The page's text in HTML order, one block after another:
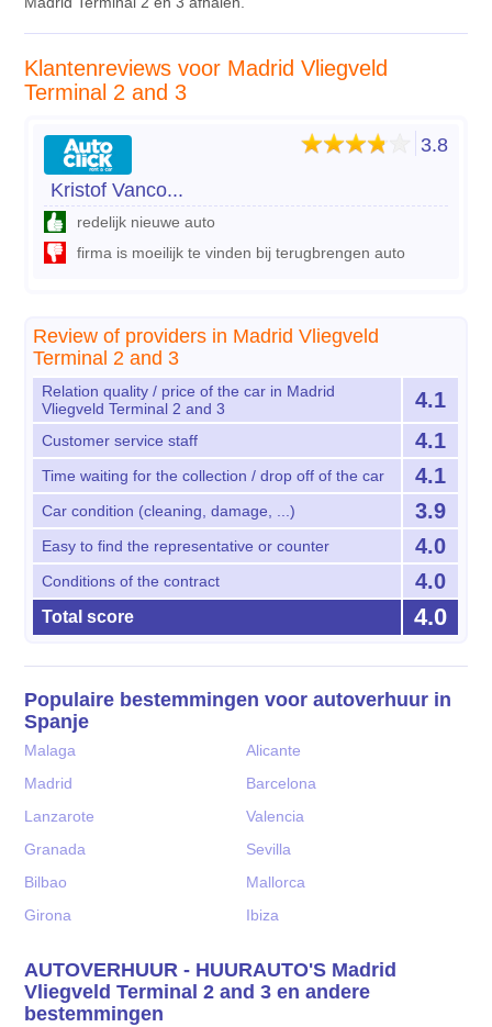
Klantenreviews voor Madrid Vliegveld
Terminal 2 and 3
Kristof Vanco...
redelijk nieuwe auto
firma is moeilijk te vinden bij terugbrengen auto
3.8
Review of providers in Madrid Vliegveld
Terminal 2 and 3
Relation quality / price of the car in Madrid
Vliegveld Terminal 2 and 3
4.1
Customer service staff 4.1
Time waiting for the collection / drop off of the car 4.1
Car condition (cleaning, damage, ...) 3.9
Easy to find the representative or counter 4.0
Conditions of the contract 4.0
Total score 4.0
Populaire bestemmingen voor autoverhuur in
Spanje
Malaga
Alicante
Madrid
Barcelona
Lanzarote
Valencia
Granada
Sevilla
Bilbao
Mallorca
Girona
Ibiza
AUTOVERHUUR - HUURAUTO'S Madrid
Vliegveld Terminal 2 and 3 en andere
bestemmingen